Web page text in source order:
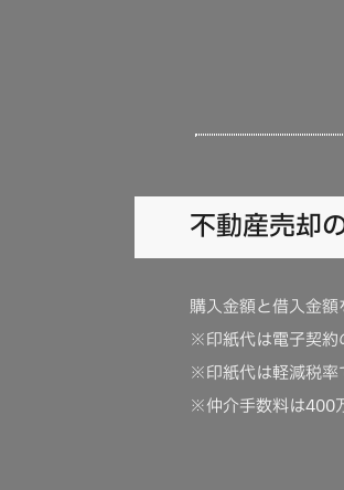
不動産売却
購入金額と借入金額
※印紙代は電子契約
※印紙代は軽減税率
※仲介手数料は400